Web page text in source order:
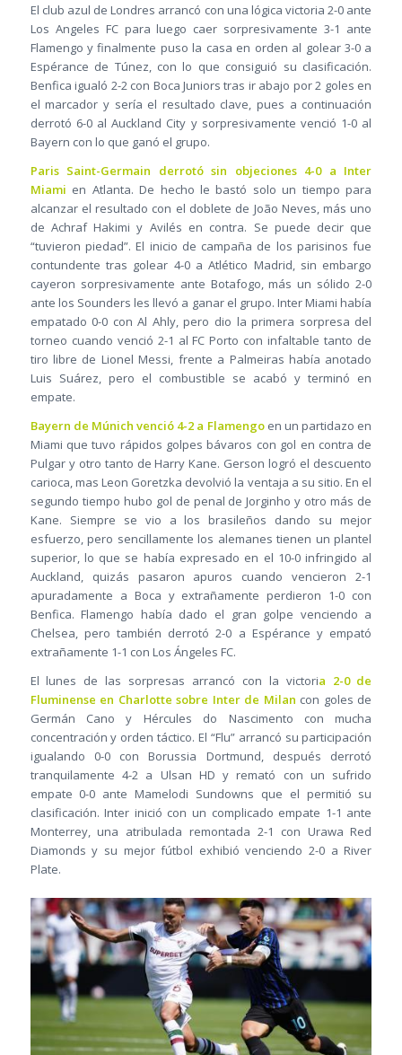
El club azul de Londres arrancó con una lógica victoria 2-0 ante
Los Angeles FC para luego caer sorpresivamente 3-1 ante
Flamengo y finalmente puso la casa en orden al golear 3-0 a
Espérance de Túnez, con lo que consiguió su clasificación.
Benfica igualó 2-2 con Boca Juniors tras ir abajo por 2 goles en
el marcador y sería el resultado clave, pues a continuación
derrotó 6-0 al Auckland City y sorpresivamente venció 1-0 al
Bayern con lo que ganó el grupo.
Paris Saint-Germain derrotó sin objeciones 4-0 a Inter
Miami en Atlanta. De hecho le bastó solo un tiempo para
alcanzar el resultado con el doblete de João Neves, más uno
de Achraf Hakimi y Avilés en contra. Se puede decir que
“tuvieron piedad”. El inicio de campaña de los parisinos fue
contundente tras golear 4-0 a Atlético Madrid, sin embargo
cayeron sorpresivamente ante Botafogo, más un sólido 2-0
ante los Sounders les llevó a ganar el grupo. Inter Miami había
empatado 0-0 con Al Ahly, pero dio la primera sorpresa del
torneo cuando venció 2-1 al FC Porto con infaltable tanto de
tiro libre de Lionel Messi, frente a Palmeiras había anotado
Luis Suárez, pero el combustible se acabó y terminó en
empate.
Bayern de Múnich venció 4-2 a Flamengoen un partidazo en
Miami que tuvo rápidos golpes bávaros con gol en contra de
Pulgar y otro tanto de Harry Kane. Gerson logró el descuento
carioca, mas Leon Goretzka devolvió la ventaja a su sitio. En el
segundo tiempo hubo gol de penal de Jorginho y otro más de
Kane. Siempre se vio a los brasileños dando su mejor
esfuerzo, pero sencillamente los alemanes tienen un plantel
superior, lo que se había expresado en el 10-0 infringido al
Auckland, quizás pasaron apuros cuando vencieron 2-1
apuradamente a Boca y extrañamente perdieron 1-0 con
Benfica. Flamengo había dado el gran golpe venciendo a
Chelsea, pero también derrotó 2-0 a Espérance y empató
extrañamente 1-1 con Los Ángeles FC.
El lunes de las sorpresas arrancó con la victoria 2-0 de
Fluminense en Charlotte sobre Inter de Milan con goles de
Germán Cano y Hércules do Nascimento con mucha
concentración y orden táctico. El “Flu” arrancó su participación
igualando 0-0 con Borussia Dortmund, después derrotó
tranquilamente 4-2 a Ulsan HD y remató con un sufrido
empate 0-0 ante Mamelodi Sundowns que el permitió su
clasificación. Inter inició con un complicado empate 1-1 ante
Monterrey, una atribulada remontada 2-1 con Urawa Red
Diamonds y su mejor fútbol exhibió venciendo 2-0 a River
Plate.